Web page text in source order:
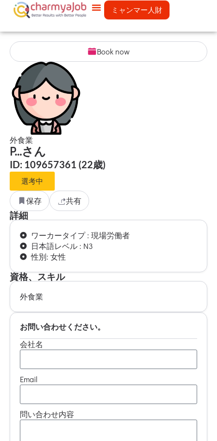
ミャンマー人財
Book now
外食業
P...さん
ID: 109657361 (22歳)
選考中
保存 共有
詳細
ワーカータイプ : 現場労働者
日本語レベル : N3
性別: 女性
資格、スキル
外食業
お問い合わせください。
会社名
Email
問い合わせ内容